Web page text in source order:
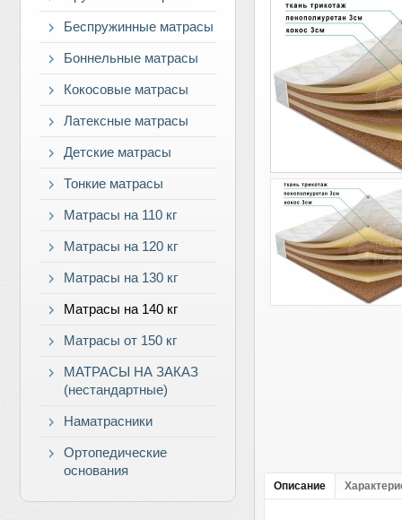
Беспружинные матрасы
Боннельные матрасы
Кокосовые матрасы
Латексные матрасы
Детские матрасы
Тонкие матрасы
Матрасы на 110 кг
Матрасы на 120 кг
Матрасы на 130 кг
Матрасы на 140 кг
Матрасы от 150 кг
МАТРАСЫ НА ЗАКАЗ
(нестандартные)
Наматрасники
Ортопедические
основания
Описание